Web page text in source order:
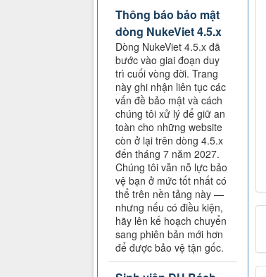
Thông báo bảo mật
dòng NukeViet 4.5.x
Dòng NukeViet 4.5.x đã
bước vào giai đoạn duy
trì cuối vòng đời. Trang
này ghi nhận liên tục các
vấn đề bảo mật và cách
chúng tôi xử lý để giữ an
toàn cho những website
còn ở lại trên dòng 4.5.x
đến tháng 7 năm 2027.
Chúng tôi vẫn nỗ lực bảo
vệ bạn ở mức tốt nhất có
thể trên nền tảng này —
nhưng nếu có điều kiện,
hãy lên kế hoạch chuyển
sang phiên bản mới hơn
để được bảo vệ tận gốc.